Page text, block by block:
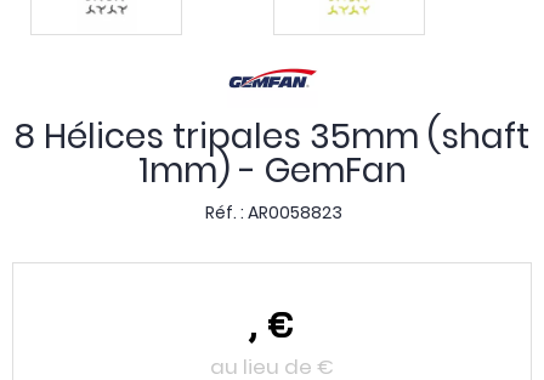
8 Hélices tripales 35mm (shaft
1mm) - GemFan
Réf. : AR0058823
, €
au lieu de €